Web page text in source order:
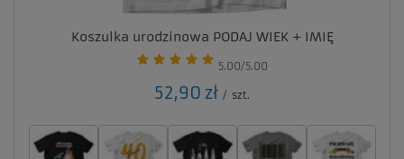
Koszulka urodzinowa PODAJ WIEK + IMIĘ
5.00/5.00
52,90 zł / szt.